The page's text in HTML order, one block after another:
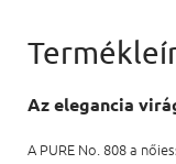
Az elegancia
A PURE No. 808 a